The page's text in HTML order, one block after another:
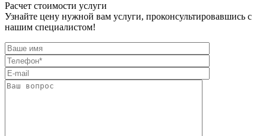
Расчет стоимости услуги
Узнайте цену нужной вам услуги, проконсультировавшись с
нашим специалистом!